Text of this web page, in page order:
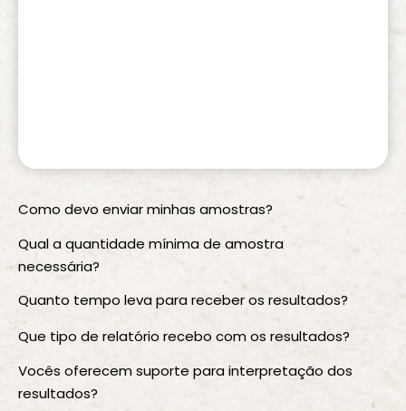
Como devo enviar minhas amostras?
Qual a quantidade mínima de amostra
necessária?
Quanto tempo leva para receber os resultados?
Que tipo de relatório recebo com os resultados?
Vocês oferecem suporte para interpretação dos
resultados?